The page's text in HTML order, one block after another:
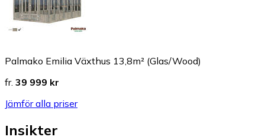
Palmako Emilia Växthus 13,8m² (Glas/Wood)
fr. 39 999 kr
Jämför alla priser
Insikter